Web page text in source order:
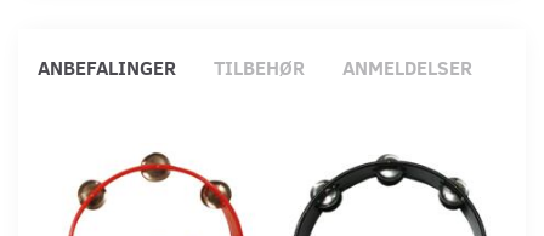
ANBEFALINGER TILBEHØR ANMELDELSER